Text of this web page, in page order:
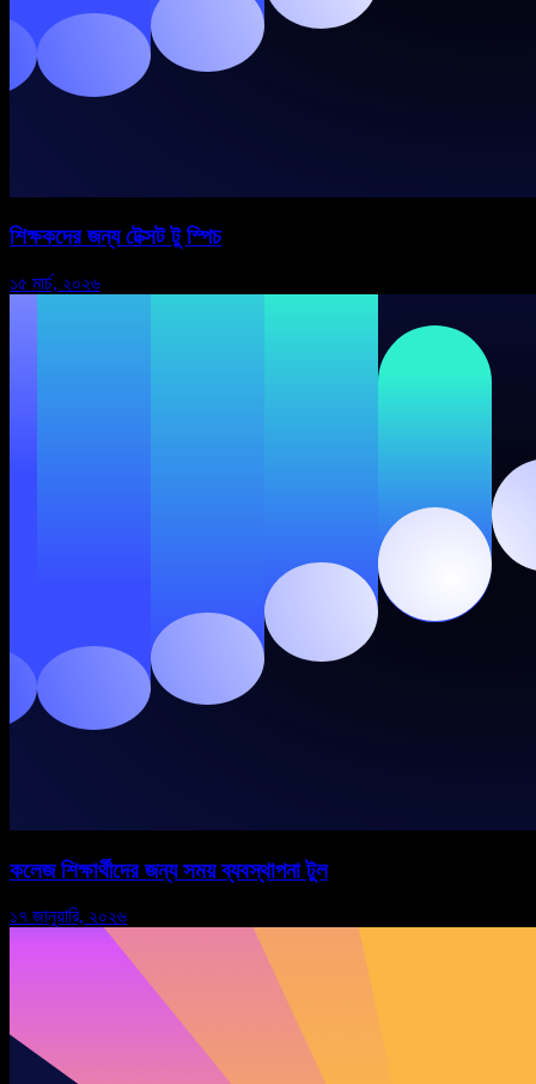
শিক্ষকদের জন্য টেক্সট টু স্পিচ
১৫ মার্চ, ২০২৬
কলেজ শিক্ষার্থীদের জন্য সময় ব্যবস্থাপনা টুল
১৭ জানুয়ারি, ২০২৬